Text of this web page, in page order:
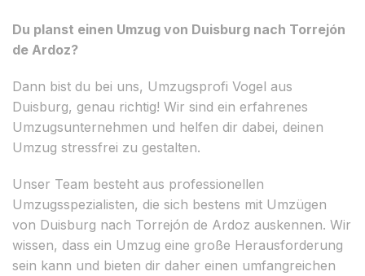
Du planst einen Umzug von Duisburg nach Torrejón
de Ardoz?
Dann bist du bei uns, Umzugsprofi Vogel aus
Duisburg, genau richtig! Wir sind ein erfahrenes
Umzugsunternehmen und helfen dir dabei, deinen
Umzug stressfrei zu gestalten.
Unser Team besteht aus professionellen
Umzugsspezialisten, die sich bestens mit Umzügen
von Duisburg nach Torrejón de Ardoz auskennen. Wir
wissen, dass ein Umzug eine große Herausforderung
sein kann und bieten dir daher einen umfangreichen